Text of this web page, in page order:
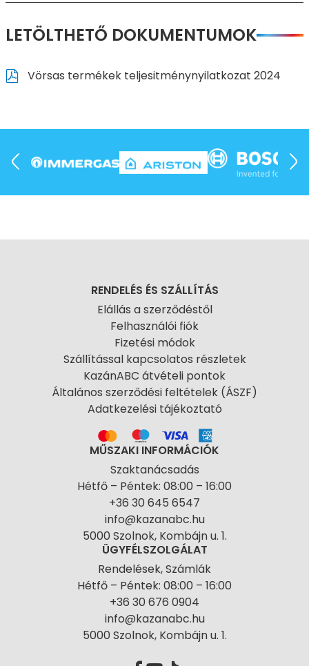
LETÖLTHETŐ DOKUMENTUMOK
Vörsas termékek teljesitménynyilatkozat 2024
RENDELÉS ÉS SZÁLLÍTÁS
Elállás a szerződéstől
Felhasználói fiók
Fizetési módok
Szállítással kapcsolatos részletek
KazánABC átvételi pontok
Általános szerződési feltételek (ÁSZF)
Adatkezelési tájékoztató
MŰSZAKI INFORMÁCIÓK
Szaktanácsadás
Hétfő – Péntek: 08:00 – 16:00
+36 30 645 6547
info@kazanabc.hu
5000 Szolnok, Kombájn u. 1.
ÜGYFÉLSZOLGÁLAT
Rendelések, Számlák
Hétfő – Péntek: 08:00 – 16:00
+36 30 676 0904
info@kazanabc.hu
5000 Szolnok, Kombájn u. 1.